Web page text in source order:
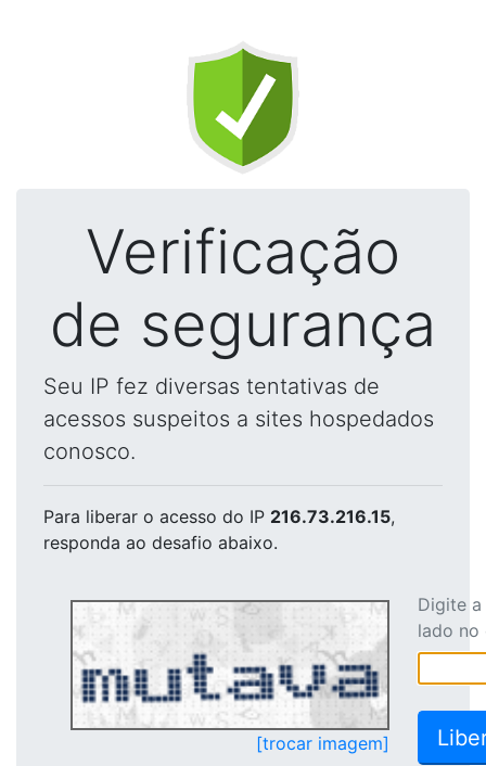
Verificação
de segurança
Seu IP fez diversas tentativas de
acessos suspeitos a sites hospedados
conosco.
Para liberar o acesso do IP 216.73.216.15,
responda ao desafio abaixo.
[trocar imagem]
Digite
lado no